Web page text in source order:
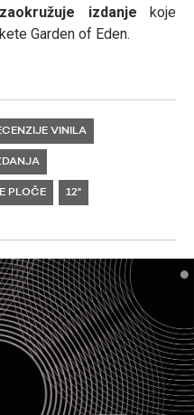
izdanje koje
Garden of Eden.
VINILA
PLOČE 12"